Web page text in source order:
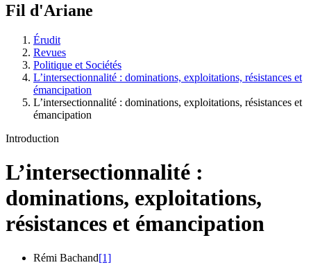
Fil d'Ariane
Érudit
Revues
Politique et Sociétés
L’intersectionnalité : dominations, exploitations, résistances et
émancipation
L’intersectionnalité : dominations, exploitations, résistances et
émancipation
Introduction
L’intersectionnalité :
dominations, exploitations,
résistances et émancipation
Rémi Bachand[1]